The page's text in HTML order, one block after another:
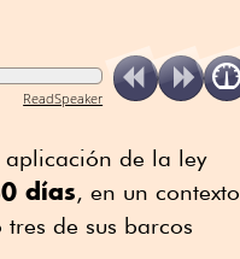
ReadSpeaker
de la ley
días, en un contexto
de sus barcos